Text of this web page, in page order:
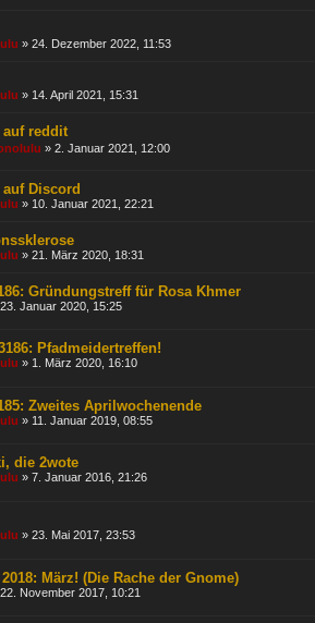
» 24. Dezember 2022, 11:53
» 14. April 2021, 15:31
auf reddit
» 2. Januar 2021, 12:00
Discord
» 10. Januar 2021, 22:21
» 21. März 2020, 18:31
Gründungstreff für Rosa Khmer
23. Januar 2020, 15:25
Pfadmeidertreffen!
» 1. März 2020, 16:10
Zweites Aprilwochenende
» 11. Januar 2019, 08:55
die 2wote
» 7. Januar 2016, 21:26
» 23. Mai 2017, 23:53
März! (Die Rache der Gnome)
22. November 2017, 10:21